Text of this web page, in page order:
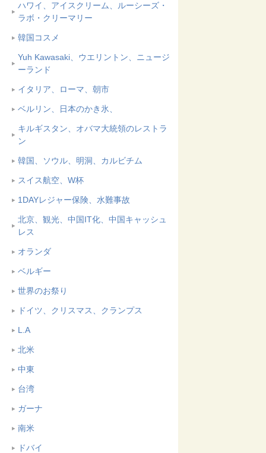
ハワイ、アイスクリーム、ルーシーズ・
ラボ・クリーマリー
韓国コスメ
Yuh Kawasaki、ウエリントン、ニュージ
ーランド
イタリア、ローマ、朝市
ベルリン、日本のかき氷、
キルギスタン、オバマ大統領のレストラ
ン
韓国、ソウル、明洞、カルビチム
スイス航空、W杯
1DAYレジャー保険、水難事故
北京、観光、中国IT化、中国キャッシュ
レス
オランダ
ベルギー
世界のお祭り
ドイツ、クリスマス、クランプス
L.A
北米
中東
台湾
ガーナ
南米
ドバイ